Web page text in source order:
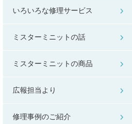
いろいろな修理サービス
ミスターミニットの話
ミスターミニットの商品
広報担当より
修理事例のご紹介